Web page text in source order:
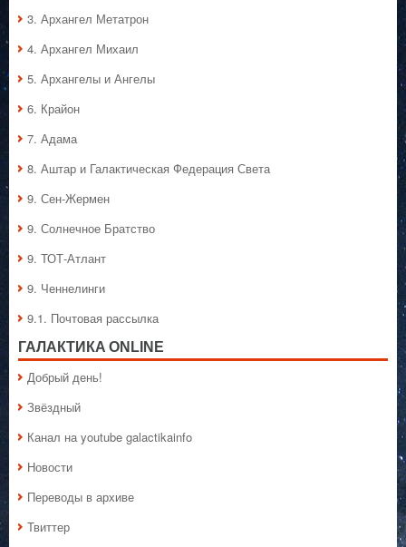
3. Архангел Метатрон
4. Архангел Михаил
5. Архангелы и Ангелы
6. Крайон
7. Адама
8. Аштар и Галактическая Федерация Света
9. Сен-Жермен
9. Солнечное Братство
9. ТОТ-Атлант
9. Ченнелинги
9.1. Почтовая рассылка
ГАЛАКТИКA ONLINE
Добрый день!
Звёздный
Канал на youtube galactikainfo
Новости
Переводы в архиве
Твиттер